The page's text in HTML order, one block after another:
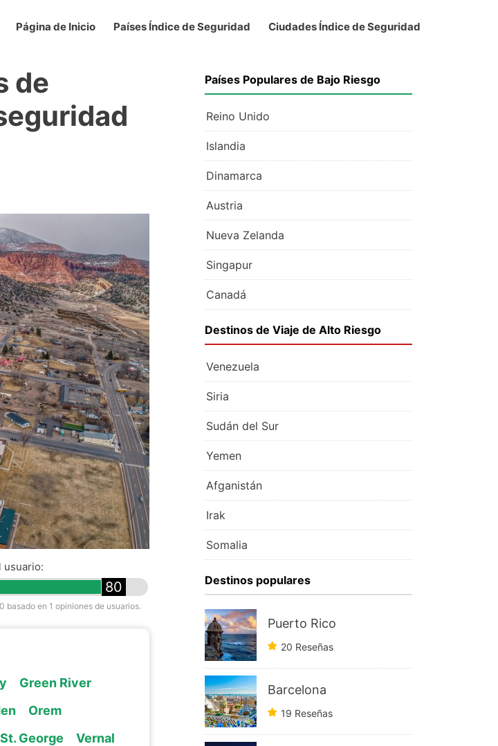
Página de Inicio Países Índice de Seguridad Ciudades Índice de Seguridad
de
usuario:
80
basado en 1 opiniones de usuarios.
Green River
Orem
St. George
Vernal
Países Populares de Bajo Riesgo
Reino Unido
Islandia
Dinamarca
Austria
Nueva Zelanda
Singapur
Canadá
Destinos de Viaje de Alto Riesgo
Venezuela
Siria
Sudán del Sur
Yemen
Afganistán
Irak
Somalia
Destinos populares
Puerto Rico
20 Reseñas
Barcelona
19 Reseñas